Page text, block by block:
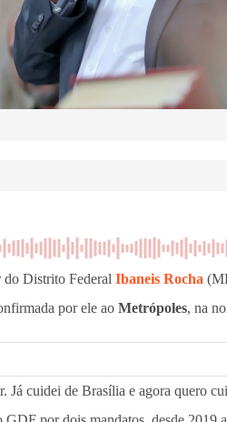
Distrito Federal Ibaneis Rocha
por ele ao Metrópoles, na
Já cuidei de Brasília e agora quero